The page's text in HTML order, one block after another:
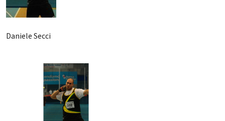
Daniele Secci